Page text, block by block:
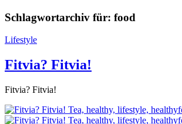
Schlagwortarchiv für: food
Lifestyle
Fitvia? Fitvia!
Fitvia? Fitvia!